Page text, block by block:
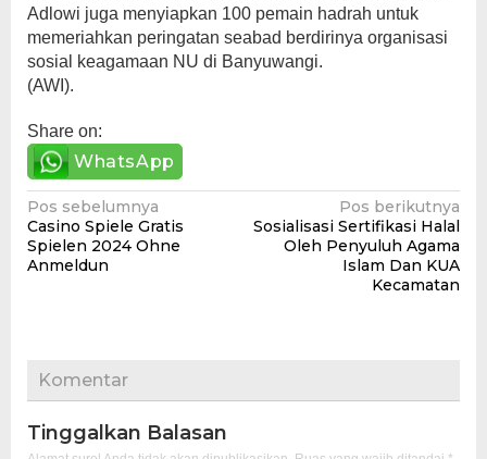
Adlowi juga menyiapkan 100 pemain hadrah untuk
memeriahkan peringatan seabad berdirinya organisasi
sosial keagamaan NU di Banyuwangi.
(AWI).
Share on:
WhatsApp
Navigasi
pos
Pos sebelumnya
Casino Spiele Gratis
Spielen 2024 Ohne
Anmeldun
Pos berikutnya
Sosialisasi Sertifikasi Halal
Oleh Penyuluh Agama
Islam Dan KUA
Kecamatan
Komentar
Tinggalkan Balasan